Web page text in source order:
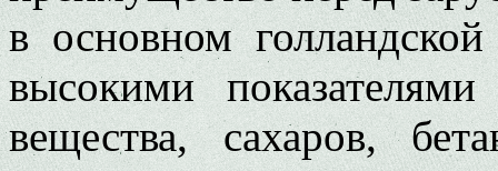
в основном голландской
высокими
вещества, сахаров,